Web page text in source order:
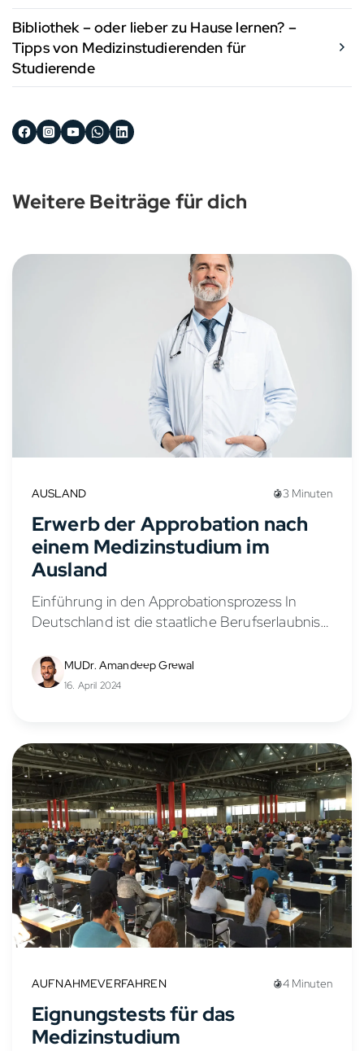
Bibliothek – oder lieber zu Hause lernen? –
Tipps von Medizinstudierenden für
Studierende
Weitere Beiträge für dich
AUSLAND 3 Minuten
Erwerb der Approbation nach
einem Medizinstudium im
Ausland
Einführung in den Approbationsprozess In
Deutschland ist die staatliche Berufserlaubnis,
Arzt tätig zu sein. Dieser Artikel klärt über die
genaue Bedeutung der Approbation auf...
MUDr. Amandeep Grewal
16. April 2024
AUFNAHMEVERFAHREN 4 Minuten
Eignungstests für das
Medizinstudium